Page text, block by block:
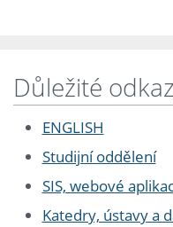
Důležité
ENGLISH
Studijní oddělení
SIS, webové
Katedry, ústavy a